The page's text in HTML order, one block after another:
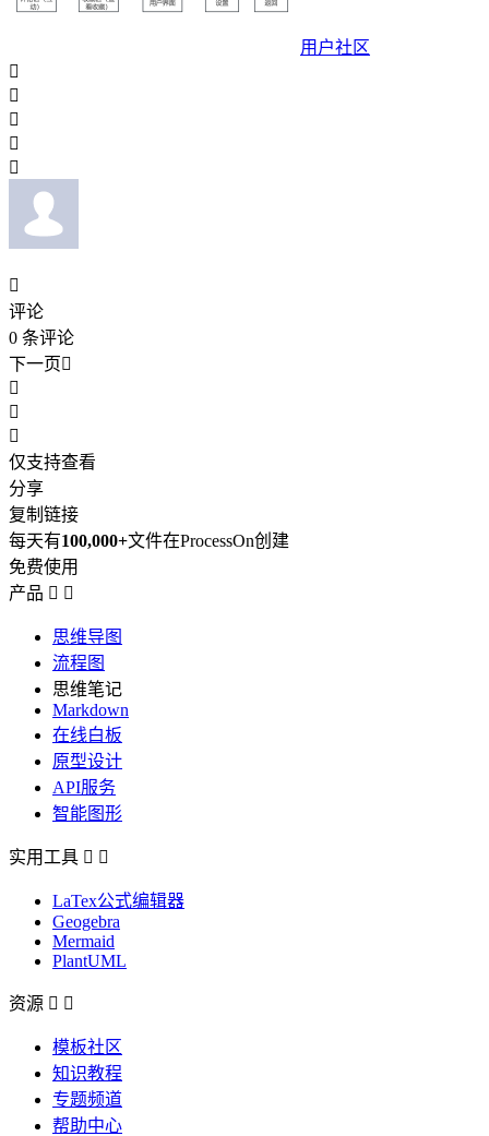
用户社区






评论
0 条评论
下一页



仅支持查看
分享
复制链接
每天有100,000+文件在ProcessOn创建
免费使用
产品  
思维导图
流程图
思维笔记
Markdown
在线白板
原型设计
API服务
智能图形
实用工具  
LaTex公式编辑器
Geogebra
Mermaid
PlantUML
资源  
模板社区
知识教程
专题频道
帮助中心